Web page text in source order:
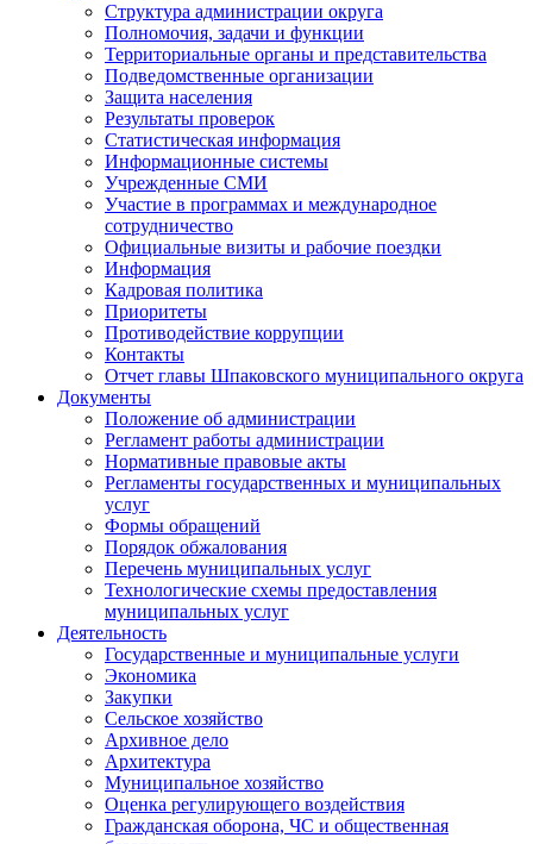
Структура администрации округа
Полномочия, задачи и функции
Территориальные органы и представительства
Подведомственные организации
Защита населения
Результаты проверок
Статистическая информация
Информационные системы
Учрежденные СМИ
Участие в программах и международное
сотрудничество
Официальные визиты и рабочие поездки
Информация
Кадровая политика
Приоритеты
Противодействие коррупции
Контакты
Отчет главы Шпаковского муниципального округа
Документы
Положение об администрации
Регламент работы администрации
Нормативные правовые акты
Регламенты государственных и муниципальных
услуг
Формы обращений
Порядок обжалования
Перечень муниципальных услуг
Технологические схемы предоставления
муниципальных услуг
Деятельность
Государственные и муниципальные услуги
Экономика
Закупки
Сельское хозяйство
Архивное дело
Архитектура
Муниципальное хозяйство
Оценка регулирующего воздействия
Гражданская оборона, ЧС и общественная